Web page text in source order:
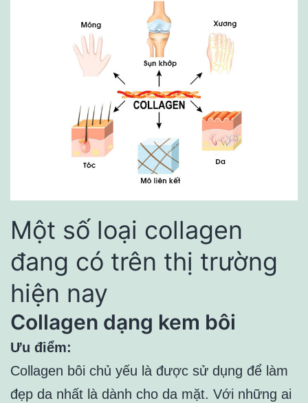
Một số loại collagen
đang có trên thị trường
hiện nay
Collagen dạng kem bôi
Ưu điểm:
Collagen bôi chủ yếu là được sử dụng để làm
đẹp da nhất là dành cho da mặt. Với những ai